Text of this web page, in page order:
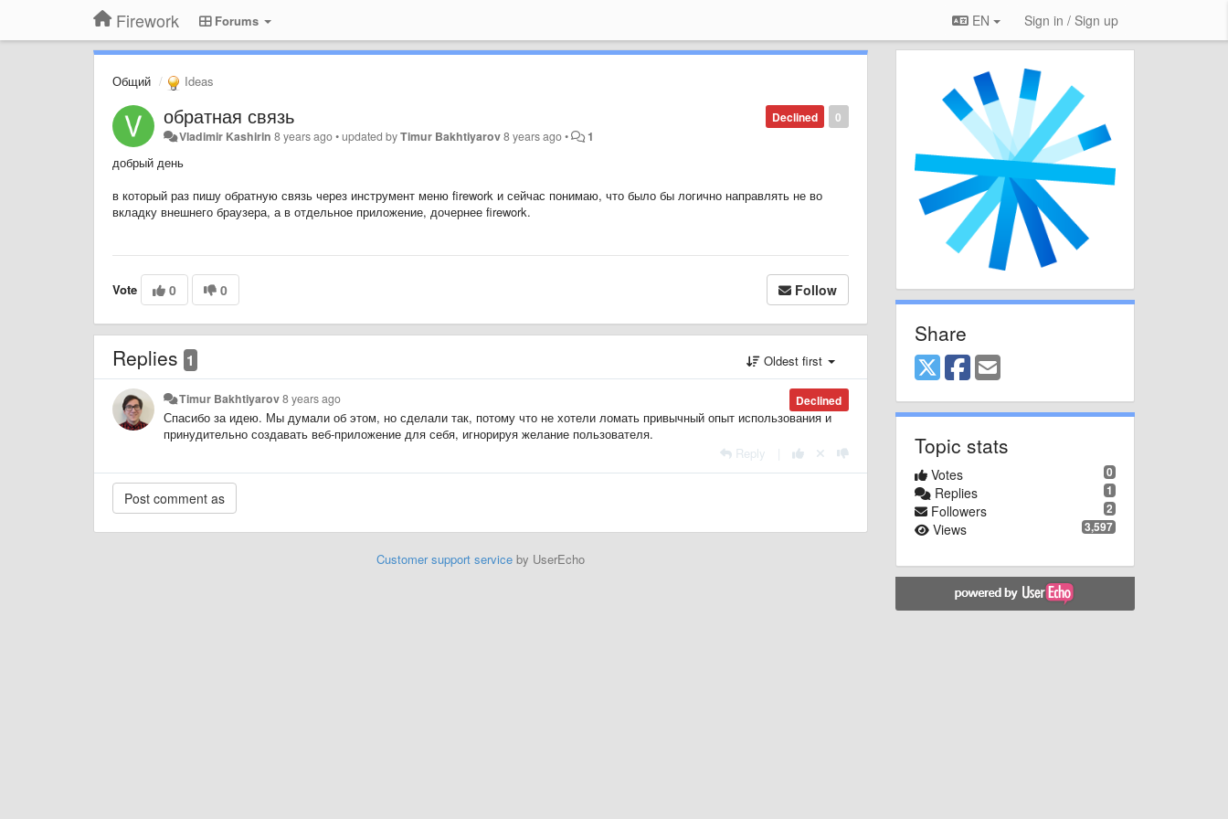
Firework Forums EN Sign in / Sign up
Общий Ideas
0
Declined
обратная связь
Vladimir Kashirin 8 years ago•updated byTimur Bakhtiyarov8 years ago• 1
добрый день
в который раз пишу обратную связь через инструмент меню firework и сейчас понимаю, что было бы логично направлять не во
вкладку внешнего браузера, а в отдельное приложение, дочернее firework.
Vote 0 0 Follow
Replies 1 Oldest first
Declined
Timur Bakhtiyarov8 years ago
Спасибо за идею. Мы думали об этом, но сделали так, потому что не хотели ломать привычный опыт использования и
принудительно создавать веб-приложение для себя, игнорируя желание пользователя.
Reply
Customer support serviceby UserEcho
Share
Topic stats
0
Votes
1
Replies
2
Followers
3,597
Views